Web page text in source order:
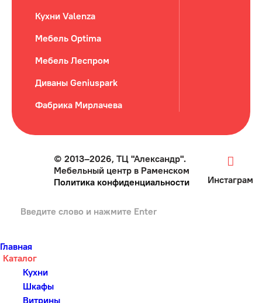
Кухни Valenza
Мебель Optima
Мебель Леспром
Диваны Geniuspark
Фабрика Мирлачева
© 2013–2026, ТЦ "Александр".
Мебельный центр в Раменском
Политика конфиденциальности
Инстаграм
Главная
Каталог
Кухни
Шкафы
Витрины